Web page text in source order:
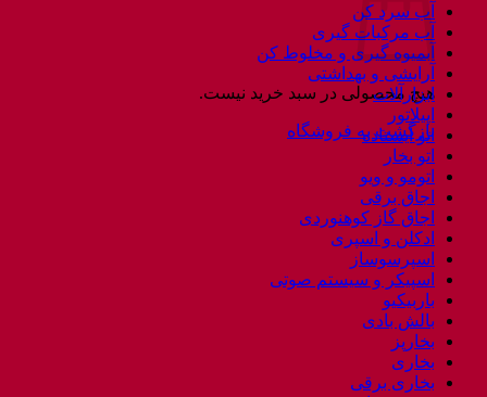
هیچ محصولی در سبد خرید نیست.
بازگشت به فروشگاه
آب سرد کن
آب مرکبات گیری
آبمیوه گیری و مخلوط کن
آرایشی و بهداشتی
ابزارآلات
اپیلاتور
اتو ایستاده
اتو بخار
اتومو و ویو
اجاق برقی
اجاق گاز کوهنوردی
ادکلن و اسپری
اسپرسوساز
اسپیکر و سیستم صوتی
باربیکیو
بالش بادی
بخارپز
بخاری
بخاری برقی